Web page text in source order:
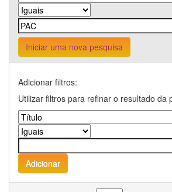
Iniciar uma nova pesquisa
Adicionar filtros:
Utilizar filtros para refinar o resultado da